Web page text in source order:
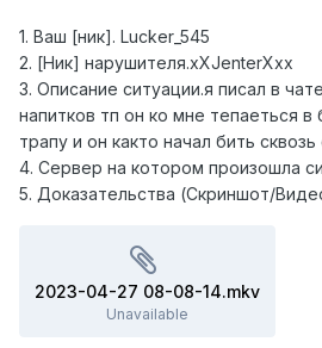
1. Ваш [ник]. Lucker_545
2. [Ник] нарушителя.xXJenterXxx
3. Описание ситуации.я писал в
напитков тп он ко мне тепаеться в
трапу и он както начал бить
4. Сервер на котором произошла
5. Доказательства (Скриншот/
2023-04-27 08-08-14.mkv
Unavailable